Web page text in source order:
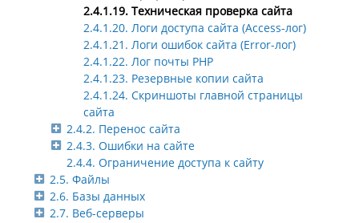
2.4.1.19. Техническая проверка сайта
2.4.1.20. Логи доступа сайта (Access-лог)
2.4.1.21. Логи ошибок сайта (Error-лог)
2.4.1.22. Лог почты PHP
2.4.1.23. Резервные копии сайта
2.4.1.24. Скриншоты главной страницы
сайта
2.4.2. Перенос сайта
2.4.3. Ошибки на сайте
2.4.4. Ограничение доступа к сайту
2.5. Файлы
2.6. Базы данных
2.7. Веб-серверы